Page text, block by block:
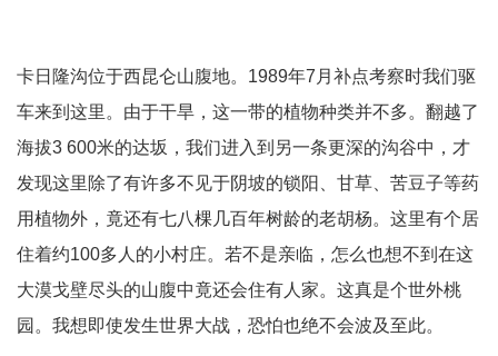
卡日隆沟位于西昆仑山腹地。1989年7月补点考察时我们驱
车来到这里。由于干旱，这一带的植物种类并不多。翻越了
海拔3 600米的达坂，我们进入到另一条更深的沟谷中，才
发现这里除了有许多不见于阴坡的锁阳、甘草、苦豆子等药
用植物外，竟还有七八棵几百年树龄的老胡杨。这里有个居
住着约100多人的小村庄。若不是亲临，怎么也想不到在这
大漠戈壁尽头的山腹中竟还会住有人家。这真是个世外桃
园。我想即使发生世界大战，恐怕也绝不会波及至此。